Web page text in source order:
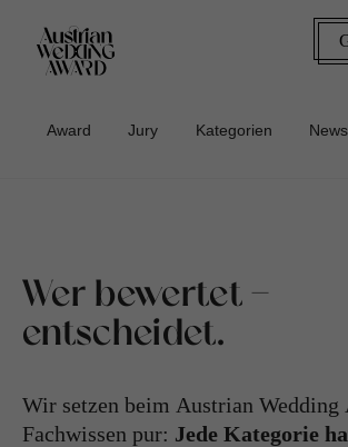
Award Jury Kategorien News
Wer bewertet -
entscheidet.
Wir setzen beim Austrian Wedding
Fachwissen pur: Jede Kategorie